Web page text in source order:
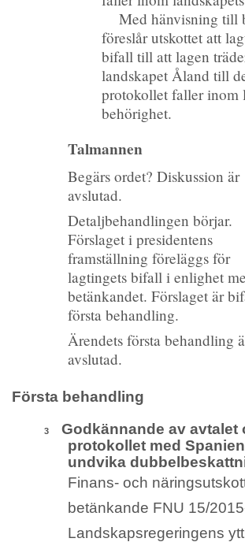
Med hänvisning till
föreslår utskottet att
bifall till att lagen
landskapet Åland till
protokollet faller inom
behörighet.
Talmannen
Begärs ordet? Diskussion är
avslutad.
Detaljbehandlingen börjar.
Förslaget i presidentens
framställning föreläggs för
lagtingets bifall i enlighet
betänkandet. Förslaget är
första behandling.
Ärendets första behandling
avslutad.
Första behandling
3
Godkännande av avtalet
protokollet med
undvika
Finans- och
betänkande FNU 15/
Landskapsregeringens